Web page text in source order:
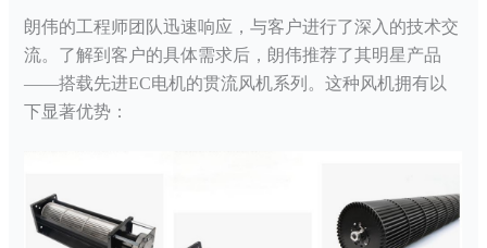
朗伟的工程师团队迅速响应，与客户进行了深入的技术交
流。了解到客户的具体需求后，朗伟推荐了其明星产品
——搭载先进EC电机的贯流风机系列。这种风机拥有以
下显著优势：